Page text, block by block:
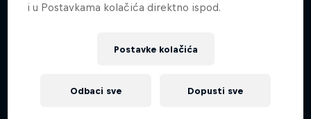
i u Postavkama kolačića direktno ispod.
Postavke kolačića
Odbaci sve Dopusti sve